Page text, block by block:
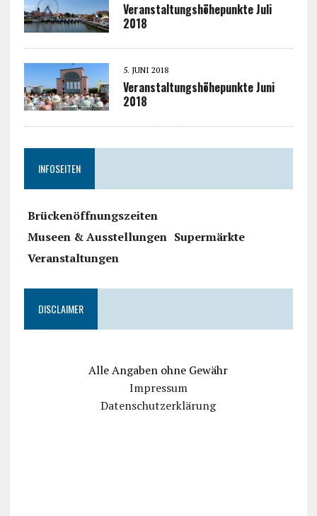
Veranstaltungshöhepunkte Juli
2018
5. JUNI 2018
Veranstaltungshöhepunkte Juni
2018
INFOSEITEN
Brückenöffnungszeiten
Museen & Ausstellungen Supermärkte
Veranstaltungen
DISCLAIMER
Alle Angaben ohne Gewähr
Impressum
Datenschutzerklärung